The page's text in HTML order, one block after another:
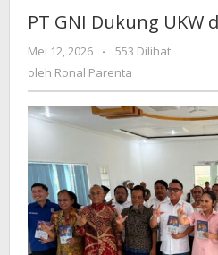
Dukung
UKW
di
PT GNI Dukung UKW
Mei 12, 2026
oleh
Ronal
-
553 Dilihat
oleh Ronal Parenta